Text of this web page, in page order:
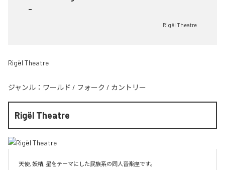
-
Rigël Theatre
Rigël Theatre
ジャンル： ワールド / フォーク / カントリー
Rigël Theatre
天使, 妖精, 星をテーマにした民族系の同人音楽座です。